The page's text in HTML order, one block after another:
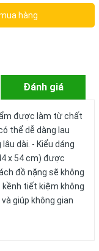
hàng
Đánh giá
được làm từ chất
thể dễ dàng lau
dài. - Kiểu dáng
x 54 cm) được
đồ nặng sẽ không
kềnh tiết kiệm không
giúp không gian